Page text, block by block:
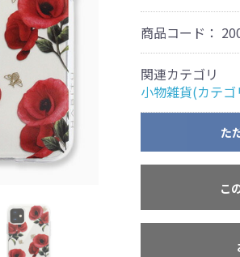
商品コード：
関連カテゴリ
小物雑貨(カテ
た
こ